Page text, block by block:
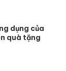
dụng của
quà tặng